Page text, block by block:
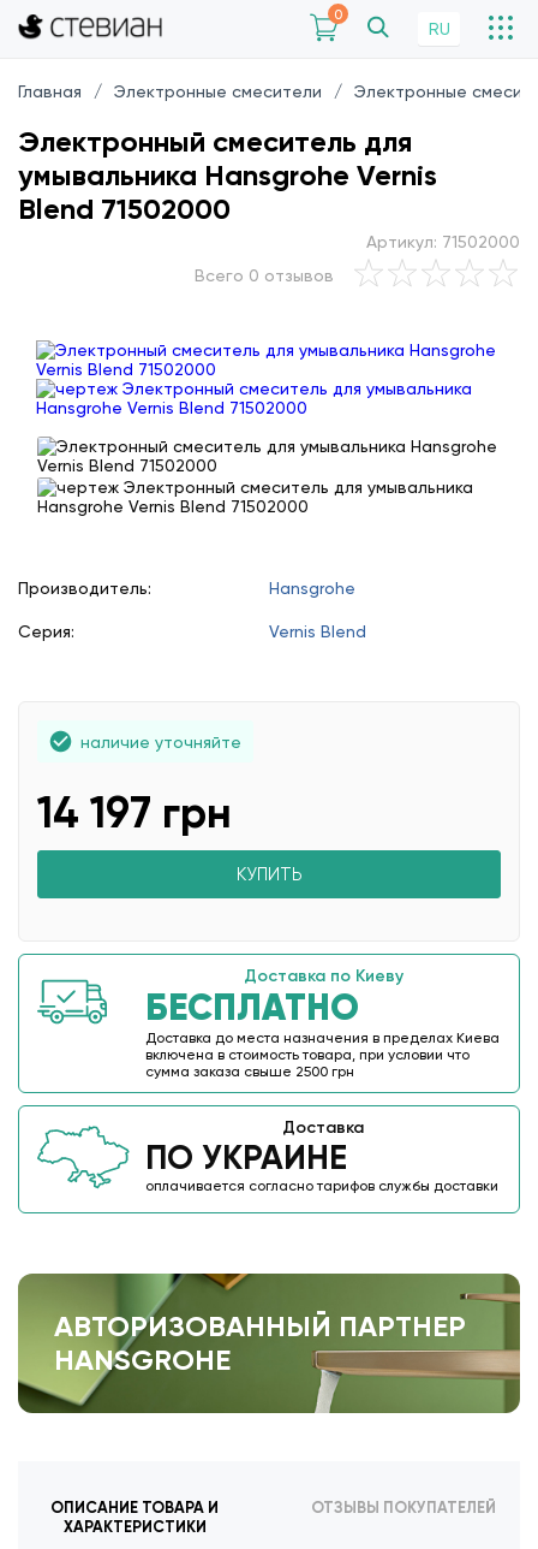
0
RU
Главная Электронные смесители Электронные
Электронный смеситель для
умывальника Hansgrohe Vernis
Blend 71502000
Артикул: 71502000
Всего 0 отзывов
Производитель: Hansgrohe
Серия: Vernis Blend
наличие уточняйте
14 197 грн
КУПИТЬ
Доставка по Киеву
БЕСПЛАТНО
Доставка до места назначения в пределах Киева
включена в стоимость товара, при условии что
сумма заказа свыше 2500 грн
Доставка
ПО УКРАИНЕ
оплачивается согласно тарифов службы доставки
АВТОРИЗОВАННЫЙ ПАРТНЕР
HANSGROHE
ОПИСАНИЕ ТОВАРА И
ХАРАКТЕРИСТИКИ
ОТЗЫВЫ ПОКУПАТЕЛЕЙ